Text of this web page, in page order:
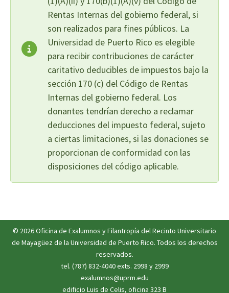
Rentas Internas del gobierno federal, si
son realizados para fines públicos. La
Universidad de Puerto Rico es elegible
para recibir contribuciones de carácter
caritativo deducibles de impuestos bajo la
sección 170 (c) del Código de Rentas
Internas del gobierno federal. Los
donantes tendrían derecho a reclamar
deducciones del impuesto federal, sujeto
a ciertas limitaciones, si las donaciones se
proporcionan de conformidad con las
disposiciones del código aplicable.
© 2026Oficina de Exalumnos y Filantropía delRecinto Universitario
de Mayagüezde la Universidad de Puerto Rico. Todos los derechos
reservados.
tel. (787) 832-4040 exts. 2998 y 2999
exalumnos@uprm.edu
edificio Luis de Celis, oficina 323 B